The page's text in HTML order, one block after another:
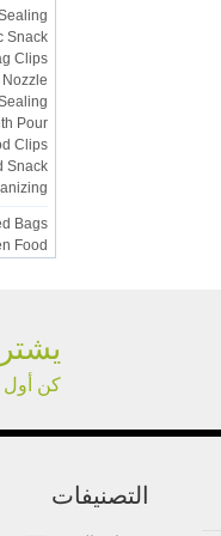
Snack
Clips
Pour
Clips
Snack
Bags
Food
Bags
كن أول
التصنيفات